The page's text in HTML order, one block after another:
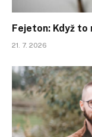
Fejeton: Když to
21. 7. 2026